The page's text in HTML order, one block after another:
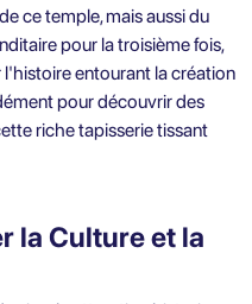
ce temple, mais aussi du
pour la troisième fois,
entourant la création
pour découvrir des
riche tapisserie tissant
la Culture et la